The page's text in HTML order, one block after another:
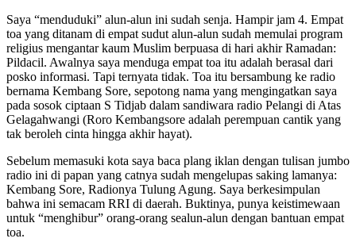
Saya “menduduki” alun-alun ini sudah senja. Hampir jam 4. Empat
toa yang ditanam di empat sudut alun-alun sudah memulai program
religius mengantar kaum Muslim berpuasa di hari akhir Ramadan:
Pildacil. Awalnya saya menduga empat toa itu adalah berasal dari
posko informasi. Tapi ternyata tidak. Toa itu bersambung ke radio
bernama Kembang Sore, sepotong nama yang mengingatkan saya
pada sosok ciptaan S Tidjab dalam sandiwara radio Pelangi di Atas
Gelagahwangi (Roro Kembangsore adalah perempuan cantik yang
tak beroleh cinta hingga akhir hayat).
Sebelum memasuki kota saya baca plang iklan dengan tulisan jumbo
radio ini di papan yang catnya sudah mengelupas saking lamanya:
Kembang Sore, Radionya Tulung Agung. Saya berkesimpulan
bahwa ini semacam RRI di daerah. Buktinya, punya keistimewaan
untuk “menghibur” orang-orang sealun-alun dengan bantuan empat
toa.